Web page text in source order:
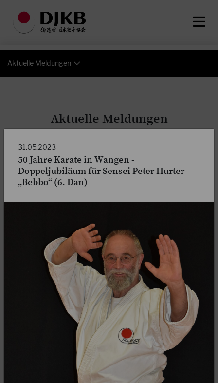
Aktuelle Meldungen
Aktuelle Meldungen
DJKB-Trainerausbildung 2026
Der DJKB führt 2026 wieder seine Trainerausbildung durch.
Die Ausbildung startet am 28. Februar 2026 im
BLZ/Bottrop und geht über fünf Wochenenden mit…
31.05.2023
50 Jahre Karate in Wangen -
Doppeljubiläum für Sensei Peter Hurter
„Bebbo“ (6. Dan)